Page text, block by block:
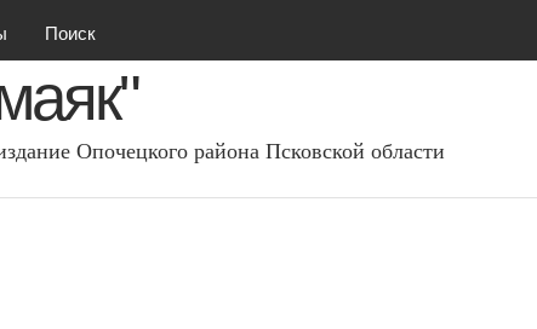
содержанию
Поиск
Опочецкого района Псковcкой области